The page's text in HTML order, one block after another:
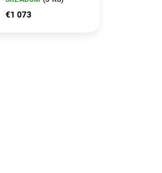
Win11Pro Black/ PN:
€1 073